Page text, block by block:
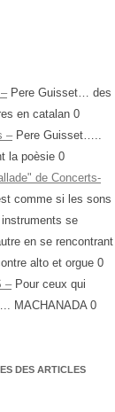
Pere Guisset… des
en catalan 0
–Pere Guisset…..
la poèsie 0
de Concerts-
comme si les sons
se
en se rencontrant
alto et orgue 0
–Pour ceux qui
MACHANADA 0
DES ARTICLES